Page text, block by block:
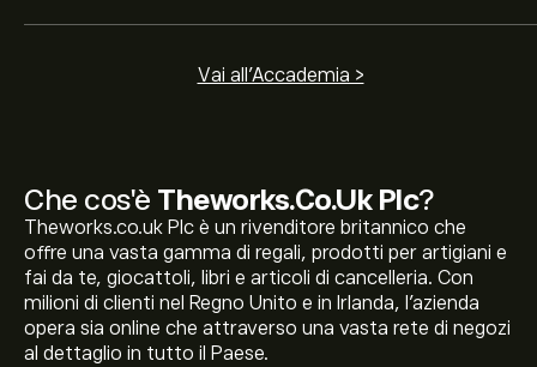
Che cos'è Theworks.Co.Uk Plc?
Theworks.co.uk Plc è un rivenditore britannico che
offre una vasta gamma di regali, prodotti per artigiani e
fai da te, giocattoli, libri e articoli di cancelleria. Con
milioni di clienti nel Regno Unito e in Irlanda, l'azienda
opera sia online che attraverso una vasta rete di negozi
al dettaglio in tutto il Paese.
Vai all'Accademia >